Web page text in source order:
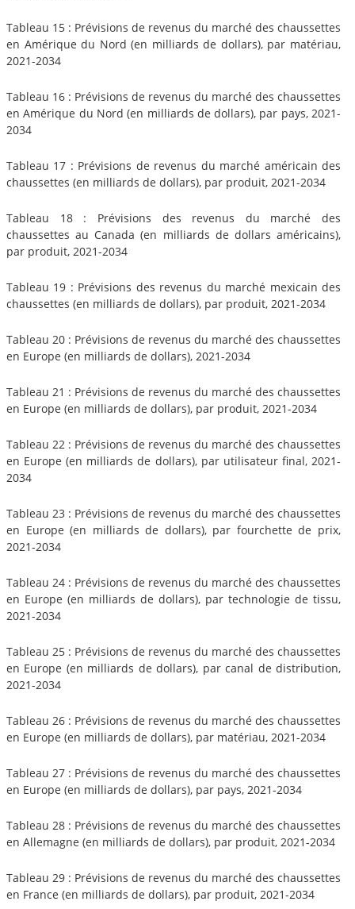
Tableau 15 : Prévisions de revenus du marché des chaussettes
en Amérique du Nord (en milliards de dollars), par matériau,
2021-2034
Tableau 16 : Prévisions de revenus du marché des chaussettes
en Amérique du Nord (en milliards de dollars), par pays, 2021-
2034
Tableau 17 : Prévisions de revenus du marché américain des
chaussettes (en milliards de dollars), par produit, 2021-2034
Tableau 18 : Prévisions des revenus du marché des
chaussettes au Canada (en milliards de dollars américains),
par produit, 2021-2034
Tableau 19 : Prévisions des revenus du marché mexicain des
chaussettes (en milliards de dollars), par produit, 2021-2034
Tableau 20 : Prévisions de revenus du marché des chaussettes
en Europe (en milliards de dollars), 2021-2034
Tableau 21 : Prévisions de revenus du marché des chaussettes
en Europe (en milliards de dollars), par produit, 2021-2034
Tableau 22 : Prévisions de revenus du marché des chaussettes
en Europe (en milliards de dollars), par utilisateur final, 2021-
2034
Tableau 23 : Prévisions de revenus du marché des chaussettes
en Europe (en milliards de dollars), par fourchette de prix,
2021-2034
Tableau 24 : Prévisions de revenus du marché des chaussettes
en Europe (en milliards de dollars), par technologie de tissu,
2021-2034
Tableau 25 : Prévisions de revenus du marché des chaussettes
en Europe (en milliards de dollars), par canal de distribution,
2021-2034
Tableau 26 : Prévisions de revenus du marché des chaussettes
en Europe (en milliards de dollars), par matériau, 2021-2034
Tableau 27 : Prévisions de revenus du marché des chaussettes
en Europe (en milliards de dollars), par pays, 2021-2034
Tableau 28 : Prévisions de revenus du marché des chaussettes
en Allemagne (en milliards de dollars), par produit, 2021-2034
Tableau 29 : Prévisions de revenus du marché des chaussettes
en France (en milliards de dollars), par produit, 2021-2034